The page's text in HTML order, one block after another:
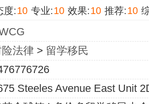
度:10 专业:10 效果:10 推荐:10
险法律 > 留学移民
Steeles Avenue East Unit